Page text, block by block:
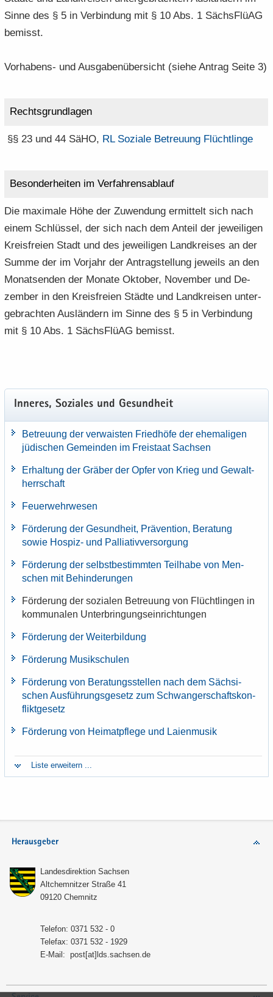
Sinne des § 5 in Ver­bin­dung mit § 10 Abs. 1 Sächs­Flü­AG
be­misst.
Vorhabens-​ und Aus­ga­ben­über­sicht (siehe An­trag Seite 3)
Rechts­grund­la­gen
§§ 23 und 44 SäHO, RL So­zia­le Be­treu­ung Flücht­lin­ge
Be­son­der­hei­ten im Ver­fah­rens­ab­lauf
Die ma­xi­ma­le Höhe der Zu­wen­dung er­mit­telt sich nach
einem Schlüs­sel, der sich nach dem An­teil der je­wei­li­gen
Kreis­frei­en Stadt und des je­wei­li­gen Land­krei­ses an der
Summe der im Vor­jahr der An­trag­stel­lung je­weils an den
Mo­nats­en­den der Mo­na­te Ok­to­ber, No­vem­ber und De­
zem­ber in den Kreis­frei­en Städ­te und Land­krei­sen un­ter­
ge­brach­ten Aus­län­dern im Sinne des § 5 in Ver­bin­dung
mit § 10 Abs. 1 Sächs­Flü­AG be­misst.
In­ne­res, So­zia­les und Ge­sund­heit
Be­treu­ung der ver­wais­ten Fried­hö­fe der ehe­ma­li­gen
jü­di­schen Ge­mein­den im Frei­staat Sach­sen
Er­hal­tung der Grä­ber der Opfer von Krieg und Ge­walt­
herr­schaft
Feu­er­wehr­we­sen
För­de­rung der Ge­sund­heit, Prä­ven­ti­on, Be­ra­tung
sowie Hospiz-​ und Pal­lia­tiv­ver­sor­gung
För­de­rung der selbst­be­stimm­ten Teil­ha­be von Men­
schen mit Be­hin­de­run­gen
För­de­rung der so­zia­len Be­treu­ung von Flücht­lin­gen in
kom­mu­na­len Un­ter­brin­gungs­ein­rich­tun­gen
För­de­rung der Wei­ter­bil­dung
För­de­rung Mu­sik­schu­len
För­de­rung von Be­ra­tungs­stel­len nach dem Säch­si­
schen Aus­füh­rungs­ge­setz zum Schwan­ger­schafts­kon­
flikt­ge­setz
För­de­rung von Hei­mat­pfle­ge und Lai­en­mu­sik
Liste er­wei­tern ...
Herausgeber
Lan­des­di­rek­ti­on Sach­sen
Alt­chem­nit­zer Stra­ße 41
09120 Chem­nitz
Te­le­fon: 0371 532 - 0
Te­le­fax: 0371 532 - 1929
E-​Mail: post[at]lds.sach­sen.de